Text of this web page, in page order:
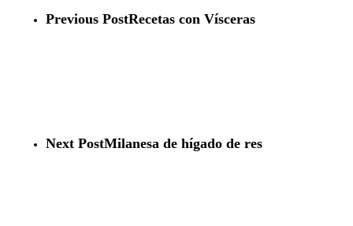
Previous PostRecetas con Vísceras
Next PostMilanesa de hígado de res